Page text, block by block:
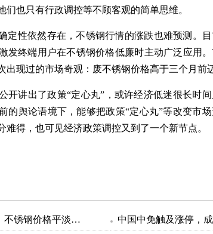
们也只有行政调控等不顾客观的简单思维。
定性依然存在，不锈钢行情的涨跌也难预测。
发终端用户在不锈钢价格低廉时主动广泛应用
出现过的市场奇观：废不锈钢价格高于三个月前
开讲出了政策“定心丸”，或许经济低迷很长时
的舆论语境下，能够把政策“定心丸”等改变市
难得，也可见经济政策调控又到了一个新节点。
【不锈钢】2023盛夏：不锈钢价格平淡，不锈钢应用扩张 中国中免触及涨停，